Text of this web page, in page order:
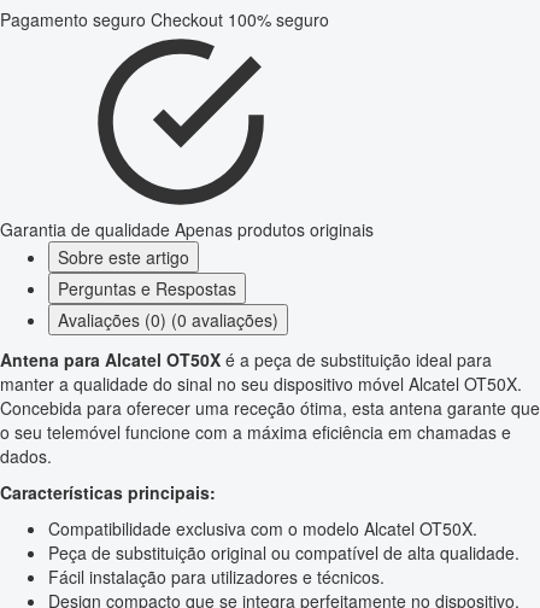
Pagamento seguro Checkout 100% seguro
Garantia de qualidade Apenas produtos originais
Sobre este artigo
Perguntas e Respostas
Avaliações (0) (0 avaliações)
Antena para Alcatel OT50X é a peça de substituição ideal para
manter a qualidade do sinal no seu dispositivo móvel Alcatel OT50X.
Concebida para oferecer uma receção ótima, esta antena garante que
o seu telemóvel funcione com a máxima eficiência em chamadas e
dados.
Características principais:
Compatibilidade exclusiva com o modelo Alcatel OT50X.
Peça de substituição original ou compatível de alta qualidade.
Fácil instalação para utilizadores e técnicos.
Design compacto que se integra perfeitamente no dispositivo.